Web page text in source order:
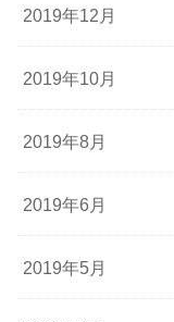
2019年12月
2019年10月
2019年8月
2019年6月
2019年5月